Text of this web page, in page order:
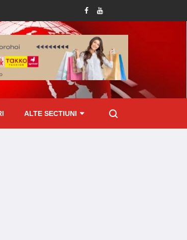
violent la un depozit de furaje după ce a fost lovit de
ALTE SECTIUNI